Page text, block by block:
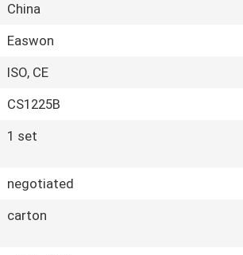
China
Easwon
ISO, CE
CS1225B
1 set
negotiated
carton